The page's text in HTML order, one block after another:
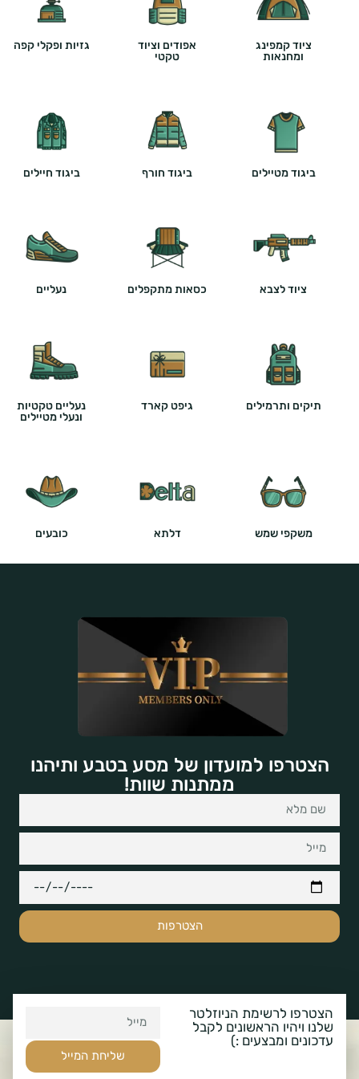
ציוד קמפינג
ומחנאות
אפודים וציוד
טקטי
גזיות ופקלי קפה
ביגוד מטיילים ביגוד חורף ביגוד חיילים
ציוד לצבא כסאות מתקפלים נעליים
תיקים ותרמילים גיפט קארד
נעליים טקטיות
ונעלי מטיילים
משקפי שמש דלתא כובעים
הצטרפו למועדון של מסע בטבע ותיהנו
ממתנות שוות!
הצטרפות
הצטרפו לרשימת הניוזלטר
שלנו ויהיו הראשונים לקבל
עדכונים ומבצעים :)
שליחת המייל